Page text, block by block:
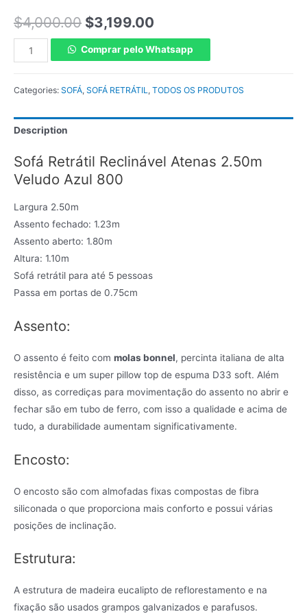
$4,000.00 $3,199.00
Comprar pelo Whatsapp
Categories: SOFÁ, SOFÁ RETRÁTIL , TODOS OS PRODUTOS
Description
Sofá Retrátil Reclinável Atenas 2.50m
Veludo Azul 800
Largura 2.50m
Assento fechado: 1.23m
Assento aberto: 1.80m
Altura: 1.10m
Sofá retrátil para até 5 pessoas
Passa em portas de 0.75cm
Assento:
O assento é feito com molas bonnel, percinta italiana de alta
resistência e um super pillow top de espuma D33 soft. Além
disso, as corrediças para movimentação do assento no abrir e
fechar são em tubo de ferro, com isso a qualidade e acima de
tudo, a durabilidade aumentam significativamente.
Encosto:
O encosto são com almofadas fixas compostas de fibra
siliconada o que proporciona mais conforto e possui várias
posições de inclinação.
Estrutura:
A estrutura de madeira eucalipto de reflorestamento e na
fixação são usados grampos galvanizados e parafusos.